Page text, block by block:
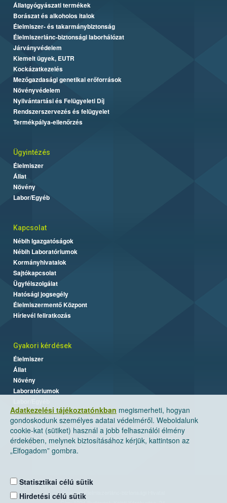
Adatkezelési tájékoztatónkban megismerheti, hogyan
gondoskodunk személyes adatai védelméről. Weboldalunk
cookie-kat (sütiket) használ a jobb felhasználói élmény
érdekében, melynek biztosításához kérjük, kattintson az
„Elfogadom” gombra.
Statisztikai célú sütik
Hirdetési célú sütik
Állatgyógyászati termékek
Borászat és alkoholos italok
Élelmiszer- és takarmánybiztonság
Élelmiszerlánc-biztonsági laborhálózat
Járványvédelem
Kiemelt ügyek, EUTR
Kockázatkezelés
Mezőgazdasági genetikai erőforrások
Növényvédelem
Nyilvántartási és Felügyeleti Díj
Rendszerszervezés és felügyelet
Termékpálya-ellenőrzés
Ügyintézés
Élelmiszer
Állat
Növény
Labor/Egyéb
Kapcsolat
Nébih Igazgatóságok
Nébih Laboratóriumok
Kormányhivatalok
Sajtókapcsolat
Ügyfélszolgálat
Hatósági jogsegély
Élelmiszermentő Központ
Hírlevél feliratkozás
Gyakori kérdések
Élelmiszer
Állat
Növény
Laboratóriumok
Nemzeti Élelmiszerlánc-biztonsági Hivatal